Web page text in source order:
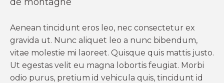
Aenean tincidunt eros leo, nec consectetur ex
gravida ut. Nunc aliquet leo a nunc bibendum,
vitae molestie mi laoreet. Quisque quis mattis justo.
Ut egestas velit eu magna lobortis feugiat. Morbi
odio purus, pretium id vehicula quis, tincidunt id